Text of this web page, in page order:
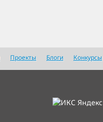
Проекты Блоги Конкурсы